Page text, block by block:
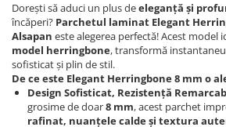
Dorești să aduci un plus deeleganță și
încăperi? Parchetul laminat Elegant
Alsapan este alegerea perfectă! Acest model
model herringbone, transformă
sofisticat și plin de stil.
De ce este Elegant Herringbone 8 mm o
Design Sofisticat, Rezistență
grosime de doar8 mm, acest parchet
rafinat, nuanțele calde și textura